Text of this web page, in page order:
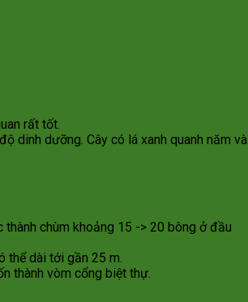
rất tốt.
dinh dưỡng. Cây có lá xanh quanh năm và
thành chùm khoảng 15 -> 20 bông ở đầu
thể dài tới gần 25 m.
thành vòm cổng biệt thự.